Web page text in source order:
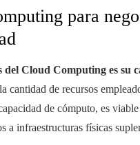
para
Cloud Computing es su
cantidad de recursos
de cómputo, es
a infraestructuras físicas